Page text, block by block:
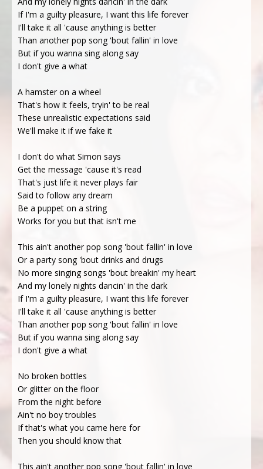
If I'm a guilty pleasure, I want this life forever
I'll take it all 'cause anything is better
Than another pop song 'bout fallin' in love
But if you wanna sing along say
I don't give a what
A hamster on a wheel
That's how it feels, tryin' to be real
These unrealistic expectations said
We'll make it if we fake it
I don't do what Simon says
Get the message 'cause it's read
That's just life it never plays fair
Said to follow any dream
Be a puppet on a string
Works for you but that isn't me
This ain't another pop song 'bout fallin' in love
Or a party song 'bout drinks and drugs
No more singing songs 'bout breakin' my heart
And my lonely nights dancin' in the dark
If I'm a guilty pleasure, I want this life forever
I'll take it all 'cause anything is better
Than another pop song 'bout fallin' in love
But if you wanna sing along say
I don't give a what
No broken bottles
Or glitter on the floor
From the night before
Ain't no boy troubles
If that's what you came here for
Then you should know that
This ain't another pop song 'bout fallin' in love